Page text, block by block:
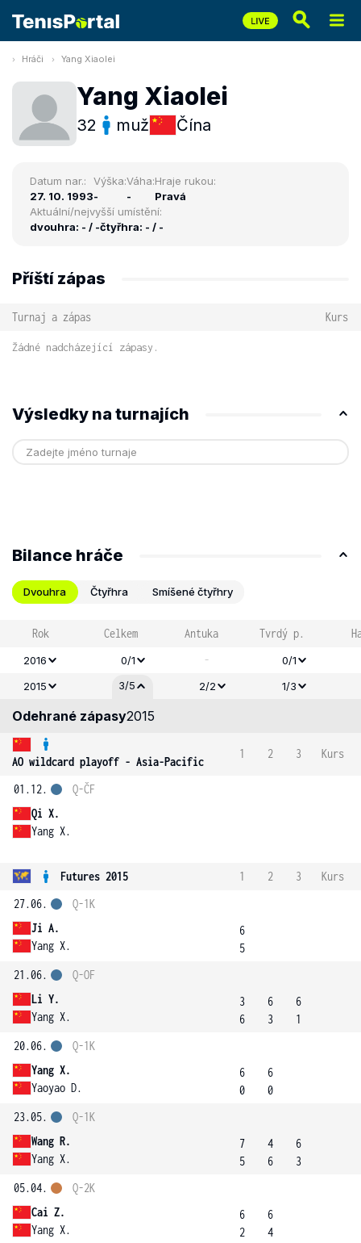
Hráči Yang Xiaolei
Yang Xiaolei
32 muž Čína
Datum nar.:
27. 10. 1993
Výška:
-
Váha:
-
Hraje rukou:
Pravá
Aktuální/nejvyšší umístění:
dvouhra: - / -čtyřhra: - / -
Příští zápas
Turnaj a zápas Kurs
Žádné nadcházející zápasy.
Výsledky na turnajích
Bilance hráče
Dvouhra Čtyřhra Smíšené čtyřhry
Rok Celkem Antuka Tvrdý p.
2016 0/1 -
0/1
2015
3/5 2/2 1/3
Odehrané zápasy2015
AO wildcard playoff - Asia-Pacific
1 2 3 Kurs
01.12.
Qi X.
Yang X.
Q-ČF
Futures 2015 1 2 3
Kurs
27.06.
Ji A.
Yang X.
Q-1K
6
5
21.06.
Li Y.
Yang X.
Q-OF
3
6
6
3
6
1
20.06.
Yang X.
Yaoyao D.
Q-1K
6
0
6
0
23.05.
Wang R.
Yang X.
Q-1K
7
5
4
6
6
3
05.04.
Cai Z.
Yang X.
Q-2K
6
2
6
4